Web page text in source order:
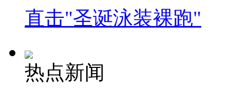
直击"圣诞泳装裸跑"
热点新闻